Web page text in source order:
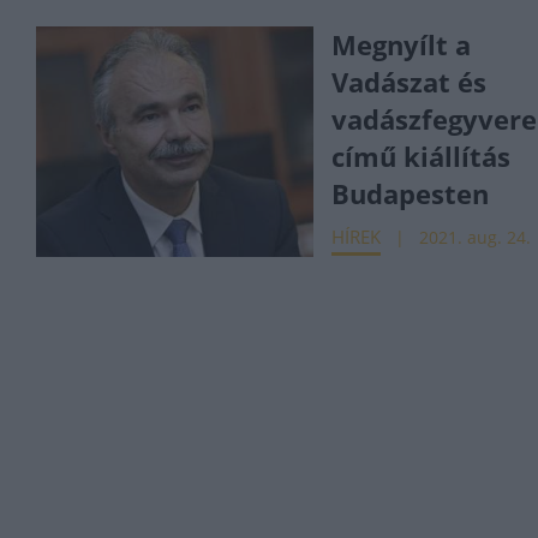
Megnyílt a
Vadászat és
című kiállítás
Budapesten
HÍREK 2021. aug. 24.